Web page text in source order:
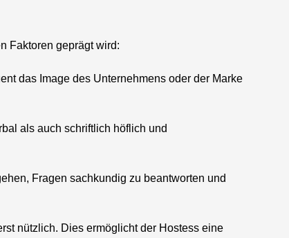
Faktoren geprägt wird:
das Image des Unternehmens oder der Marke
als auch schriftlich höflich und
Fragen sachkundig zu beantworten und
nützlich. Dies ermöglicht der Hostess eine